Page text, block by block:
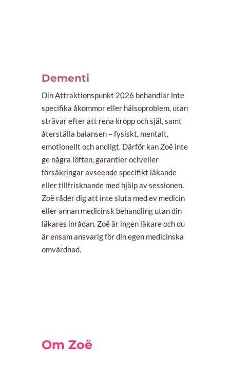
Dementi
Din Attraktionspunkt 2026 behandlar inte
specifika åkommor eller hälsoproblem, utan
strävar efter att rena kropp och själ, samt
återställa balansen – fysiskt, mentalt,
emotionellt och andligt. Därför kan Zoë inte
ge några löften, garantier och/eller
försäkringar avseende specifikt läkande
eller tillfrisknande med hjälp av sessionen.
Zoë råder dig att inte sluta med ev medicin
eller annan medicinsk behandling utan din
läkares inrådan. Zoë är ingen läkare och du
är ensam ansvarig för din egen medicinska
omvårdnad.
Om Zoë